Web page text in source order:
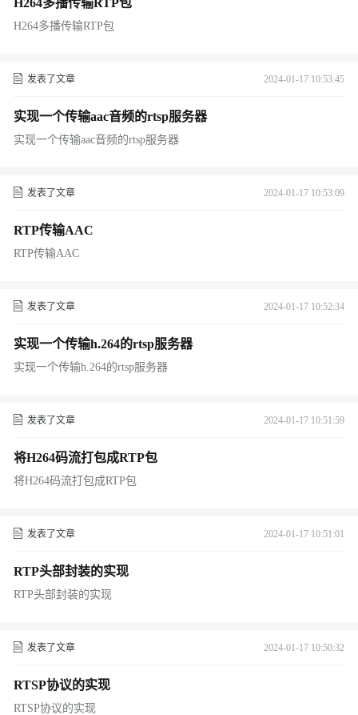
H264多播传输RTP包
H264多播传输RTP包
发表了文章 2024-01-17 10:53:45
实现一个传输aac音频的rtsp服务器
实现一个传输aac音频的rtsp服务器
发表了文章 2024-01-17 10:53:09
RTP传输AAC
RTP传输AAC
发表了文章 2024-01-17 10:52:34
实现一个传输h.264的rtsp服务器
实现一个传输h.264的rtsp服务器
发表了文章 2024-01-17 10:51:59
将H264码流打包成RTP包
将H264码流打包成RTP包
发表了文章 2024-01-17 10:51:01
RTP头部封装的实现
RTP头部封装的实现
发表了文章 2024-01-17 10:50:32
RTSP协议的实现
RTSP协议的实现